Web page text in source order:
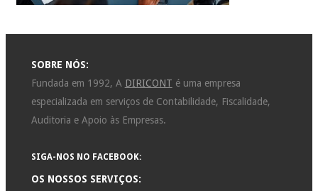
SOBRE NÓS:
Fundada em 1992, A DIRICONT é uma empresa
especializada em serviços de Contabilidade, Fiscalidade,
Auditoria e Apoio às Empresas.
SIGA-NOS NO FACEBOOK:
OS NOSSOS SERVIÇOS: